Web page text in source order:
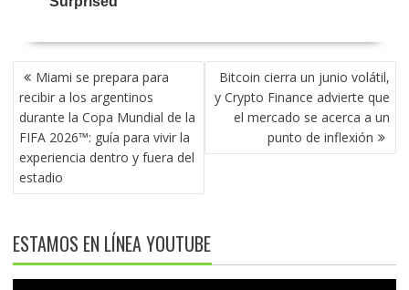
NAVEGACIÓN
DE
ENTRADAS
Miami se prepara para
recibir a los argentinos
durante la Copa Mundial de la
FIFA 2026™: guía para vivir la
experiencia dentro y fuera del
estadio
Bitcoin cierra un junio volátil,
y Crypto Finance advierte que
el mercado se acerca a un
punto de inflexión
ESTAMOS EN LÍNEA YOUTUBE